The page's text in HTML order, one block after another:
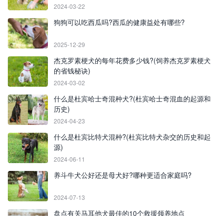
2024-03-22
狗狗可以吃西瓜吗?西瓜的健康益处有哪些?
2025-12-29
杰克罗素梗犬的每年花费多少钱?(饲养杰克罗素梗犬
的省钱秘诀)
2024-03-02
什么是杜宾哈士奇混种犬?(杜宾哈士奇混血的起源和
历史)
2024-04-23
什么是杜宾比特犬混种?(杜宾比特犬杂交的历史和起
源)
2024-06-11
养斗牛犬公好还是母犬好?哪种更适合家庭吗?
2024-07-13
盘点有关马耳他犬最佳的10个救援领养地点